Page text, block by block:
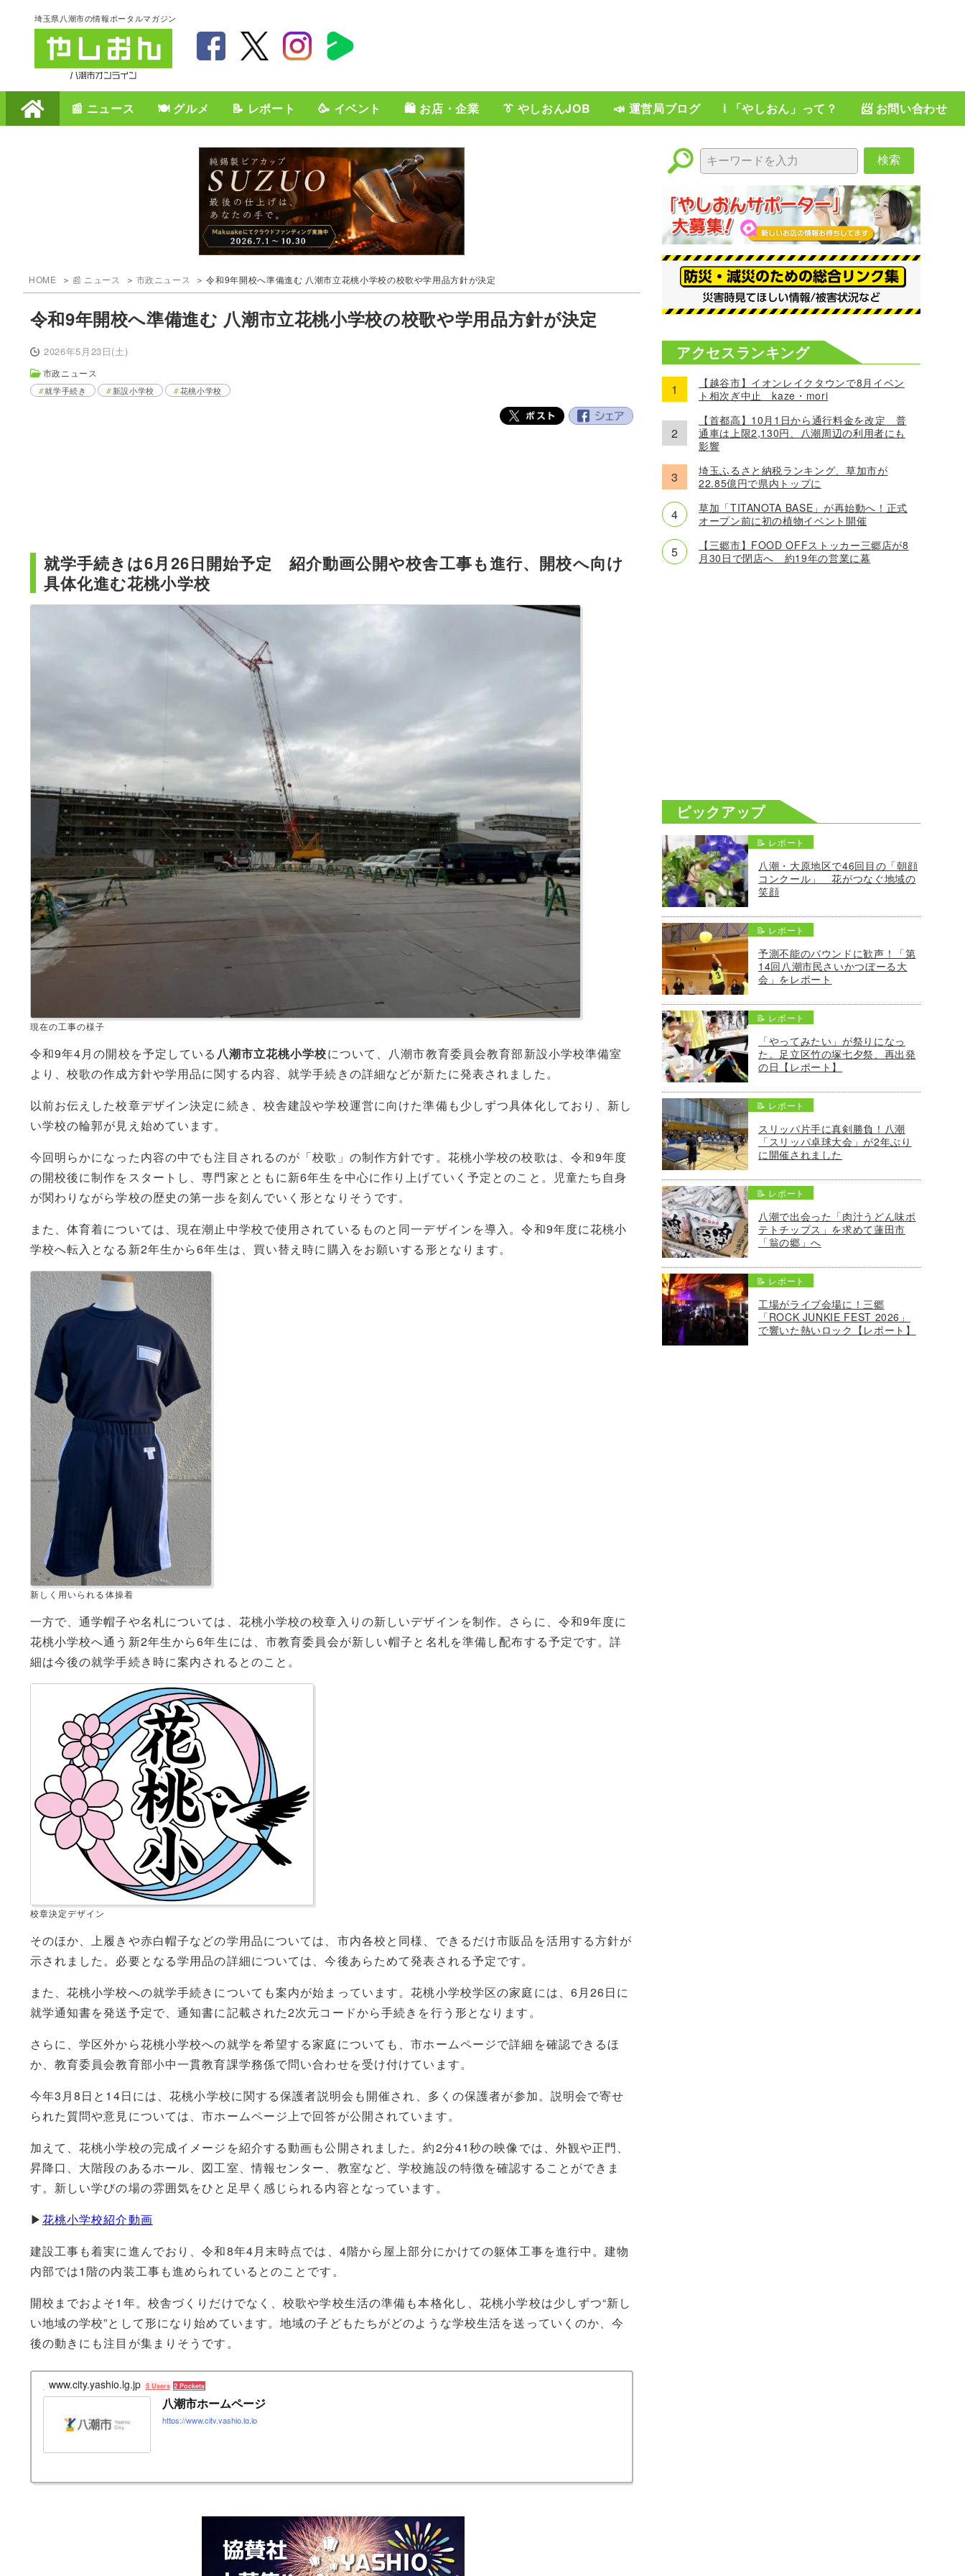
埼玉県八潮市の情報ポータルマガジン
📰 ニュース 🍽️ グルメ 📝 レポート 🥳 イベント 🛍️ お店・企業 👔 やしおんJOB 📣 運営局ブログ ℹ️ 「やしおん」って？ 📨 お問い合わせ
HOME 📰 ニュース 市政ニュース 令和9年開校へ準備進む 八潮市立花桃小学校の校歌や学用品方針が決定
令和9年開校へ準備進む 八潮市立花桃小学校の校歌や学用品方針が決定
2026年5月23日(土)
市政ニュース
就学手続き 新設小学校 花桃小学校
就学手続きは6月26日開始予定 紹介動画公開や校舎工事も進行、開校へ向け
具体化進む花桃小学校
現在の工事の様子
令和9年4月の開校を予定している 八潮市立花桃小学校について、八潮市教育委員会教育部新設小学校準備室
より、校歌の作成方針や学用品に関する内容、就学手続きの詳細などが新たに発表されました。
以前お伝えした校章デザイン決定に続き、校舎建設や学校運営に向けた準備も少しずつ具体化しており、新し
い学校の輪郭が見え始めています。
今回明らかになった内容の中でも注目されるのが「校歌」の制作方針です。花桃小学校の校歌は、令和9年度
の開校後に制作をスタートし、専門家とともに新6年生を中心に作り上げていく予定とのこと。児童たち自身
が関わりながら学校の歴史の第一歩を刻んでいく形となりそうです。
また、体育着については、現在潮止中学校で使用されているものと同一デザインを導入。令和9年度に花桃小
学校へ転入となる新2年生から6年生は、買い替え時に購入をお願いする形となります。
新しく用いられる体操着
一方で、通学帽子や名札については、花桃小学校の校章入りの新しいデザインを制作。さらに、令和9年度に
花桃小学校へ通う新2年生から6年生には、市教育委員会が新しい帽子と名札を準備し配布する予定です。詳
細は今後の就学手続き時に案内されるとのこと。
校章決定デザイン
そのほか、上履きや赤白帽子などの学用品については、市内各校と同様、できるだけ市販品を活用する方針が
示されました。必要となる学用品の詳細については、今後あらためて発表される予定です。
また、花桃小学校への就学手続きについても案内が始まっています。花桃小学校学区の家庭には、6月26日に
就学通知書を発送予定で、通知書に記載された2次元コードから手続きを行う形となります。
さらに、学区外から花桃小学校への就学を希望する家庭についても、市ホームページで詳細を確認できるほ
か、教育委員会教育部小中一貫教育課学務係で問い合わせを受け付けています。
今年3月8日と14日には、花桃小学校に関する保護者説明会も開催され、多くの保護者が参加。説明会で寄せ
られた質問や意見については、市ホームページ上で回答が公開されています。
加えて、花桃小学校の完成イメージを紹介する動画も公開されました。約2分41秒の映像では、外観や正門、
昇降口、大階段のあるホール、図工室、情報センター、教室など、学校施設の特徴を確認することができま
す。新しい学びの場の雰囲気をひと足早く感じられる内容となっています。
▶花桃小学校紹介動画
建設工事も着実に進んでおり、令和8年4月末時点では、4階から屋上部分にかけての躯体工事を進行中。建物
内部では1階の内装工事も進められているとのことです。
開校までおよそ1年。校舎づくりだけでなく、校歌や学校生活の準備も本格化し、花桃小学校は少しずつ“新し
い地域の学校”として形になり始めています。地域の子どもたちがどのような学校生活を送っていくのか、今
後の動きにも注目が集まりそうです。
www.city.yashio.lg.jp 5 Users 2 Pockets
八潮市ホームページ
https://www.city.yashio.lg.jp
検索
アクセスランキング
【越谷市】イオンレイクタウンで8月イベン
ト相次ぎ中止 kaze・mori
【首都高】10月1日から通行料金を改定 普
通車は上限2,130円、八潮周辺の利用者にも
影響
埼玉ふるさと納税ランキング、草加市が
22.85億円で県内トップに
草加「TITANOTA BASE」が再始動へ！正式
オープン前に初の植物イベント開催
【三郷市】FOOD OFFストッカー三郷店が8
月30日で閉店へ 約19年の営業に幕
ピックアップ
📝 レポート
八潮・大原地区で46回目の「朝顔
コンクール」 花がつなぐ地域の
笑顔
📝 レポート
予測不能のバウンドに歓声！「第
14回八潮市民さいかつぼーる大
会」をレポート
📝 レポート
「やってみたい」が祭りになっ
た。足立区竹の塚七夕祭、再出発
の日【レポート】
📝 レポート
スリッパ片手に真剣勝負！八潮
「スリッパ卓球大会」が2年ぶり
に開催されました
📝 レポート
八潮で出会った「肉汁うどん味ポ
テトチップス」を求めて蓮田市
「翁の郷」へ
📝 レポート
工場がライブ会場に！三郷
「ROCK JUNKIE FEST 2026」
で響いた熱いロック【レポート】